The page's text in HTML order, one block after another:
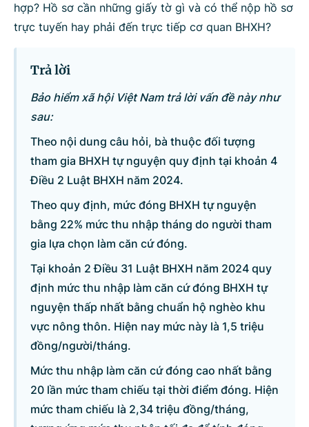
Tìm kiếm Nhập lại
Danh sách câu hỏi
Câu hỏi xem nhiều nhất
Câu hỏi chờ trả lời
Hỏi đáp về quyền sử dụng đất
hợp? Hồ sơ cần những giấy tờ gì và có thể nộp hồ sơ
trực tuyến hay phải đến trực tiếp cơ quan BHXH?
Trả lời
Bảo hiểm xã hội Việt Nam trả lời vấn đề này như
sau:
Theo nội dung câu hỏi, bà thuộc đối tượng
tham gia BHXH tự nguyện quy định tại khoản 4
Điều 2 Luật BHXH năm 2024.
Theo quy định, mức đóng BHXH tự nguyện
bằng 22% mức thu nhập tháng do người tham
gia lựa chọn làm căn cứ đóng.
Tại khoản 2 Điều 31 Luật BHXH năm 2024 quy
định mức thu nhập làm căn cứ đóng BHXH tự
nguyện thấp nhất bằng chuẩn hộ nghèo khu
vực nông thôn. Hiện nay mức này là 1,5 triệu
đồng/người/tháng.
Mức thu nhập làm căn cứ đóng cao nhất bằng
20 lần mức tham chiếu tại thời điểm đóng. Hiện
mức tham chiếu là 2,34 triệu đồng/tháng,